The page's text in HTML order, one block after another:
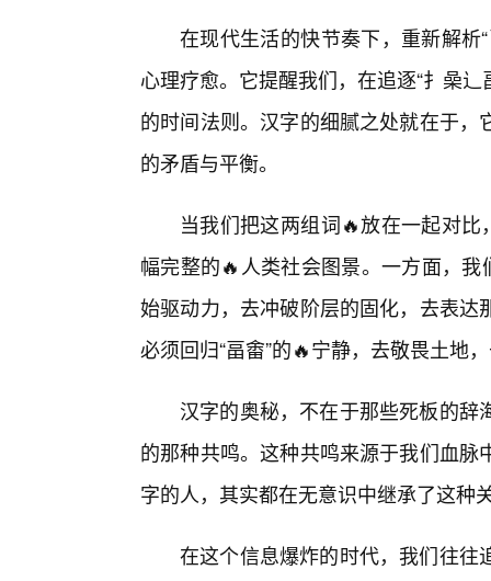
在现代生活的快节奏下，重新解析
心理疗愈。它提醒我们，在追逐“扌喿
的时间法则。汉字的细腻之处就在于
的矛盾与平衡。
当我们把这两组词🔥放在一起对
幅完整的🔥人类社会图景。一方面，
始驱动力，去冲破阶层的固化，去表
必须回归“畐畬”的🔥宁静，去敬畏土地
汉字的奥秘，不在于那些死板的
的那种共鸣。这种共鸣来源于我们血
字的人，其实都在无意识中继承了这种
在这个信息爆炸的时代，我们往往